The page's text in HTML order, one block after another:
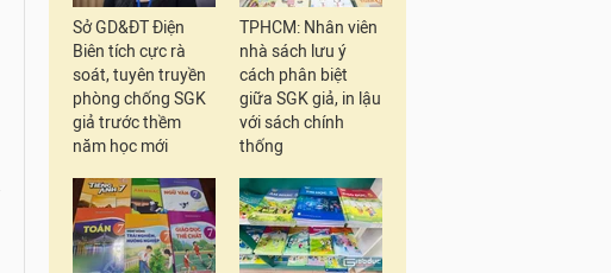
Sở GD&ĐT Điện
Biên tích cực rà
soát, tuyên truyền
phòng chống SGK
giả trước thềm
năm học mới
TPHCM: Nhân viên
nhà sách lưu ý
cách phân biệt
giữa SGK giả, in lậu
với sách chính
thống